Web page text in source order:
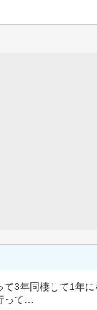
て3年同棲して1年
って…